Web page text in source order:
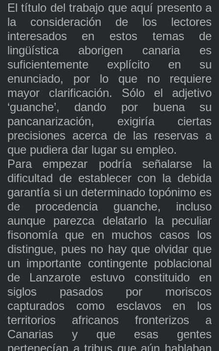
El título del trabajo que aquí presento a
la consideración de los lectores
interesados en estos temas de
lingüística aborigen canaria es
suficientemente explícito en su
enunciado, por lo que no requiere
mayor clarificación. Sólo el adjetivo
‘guanche’, dando por buena su
pancanarización, exigiría ciertas
precisiones acerca de las reservas a
que pudiera dar lugar su empleo.
Para empezar podría señalarse la
dificultad de establecer con la debida
garantía si un determinado topónimo es
de procedencia guanche, incluso
aunque parezca delatarlo la peculiar
fisonomía que en muchos casos los
distingue, pues no hay que olvidar que
un importante contingente poblacional
de Lanzarote estuvo constituido en
siglos pasados por moriscos
capturados como esclavos en los
territorios africanos fronterizos a
Canarias y que esas gentes
pertenecían a tribus que aún hablaban